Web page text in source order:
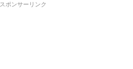
スポンサーリンク